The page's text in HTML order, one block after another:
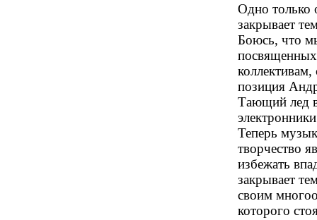
Одно только
закрывает
Боюсь, что
позиция
Тающий лед
Теперь
творчество
избежать
закрывает
своим
которого